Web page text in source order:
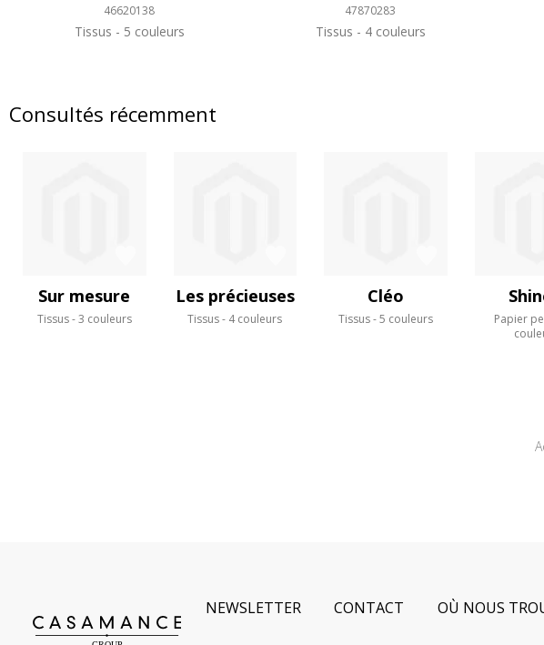
46620138
Tissus 5 couleurs
47870283
Tissus 4 couleurs
Consultés récemment
Sur mesure
Tissus 3 couleurs
Les précieuses
Tissus 4 couleurs
Cléo
Tissus 5 couleurs Papier
NEWSLETTER CONTACT OÙ NOUS